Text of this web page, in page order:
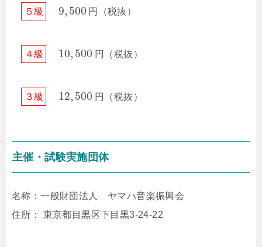
５ 級 9, 500 円（税抜）
４級 10, 500 円（税抜）
３級 12, 500 円（税抜）
主催・試験実施団体
名称：一般財団法人 ヤマハ音楽振興会
住所： 東京都目黒区下目黒3-24-22